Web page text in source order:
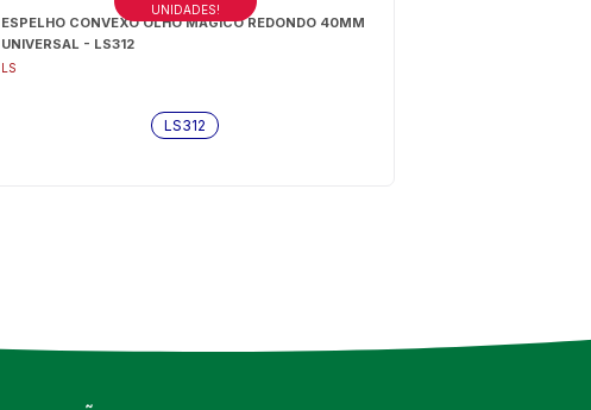
ESPELHO CONVEXO OLHO MAGICO REDONDO 40MM
UNIVERSAL - LS312
LS
UNIDADES!
LS312